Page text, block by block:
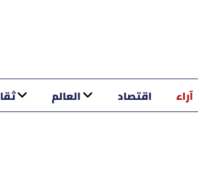
آراء اقتصاد العالم